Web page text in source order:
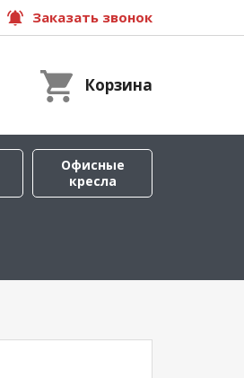
Заказать звонок
Корзина
Офисные
кресла